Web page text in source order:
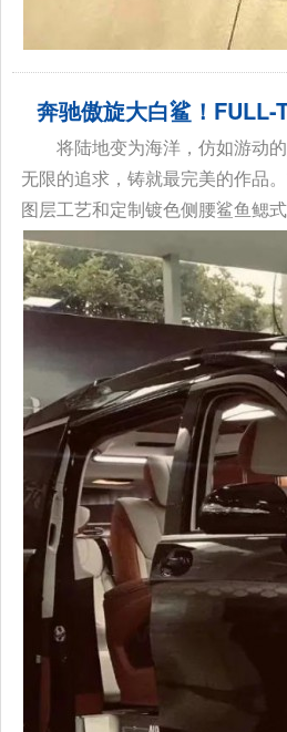
奔驰傲旋大白鲨！
将陆地变为海洋，仿如游动
无限的追求，铸就最完美的作品
图层工艺和定制镀色侧腰鲨鱼鳃